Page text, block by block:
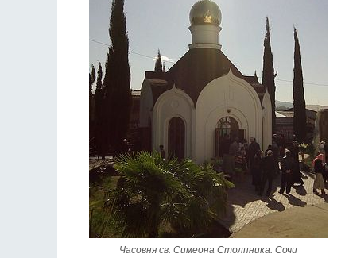
Часовня св. Симеона Столпника. Сочи